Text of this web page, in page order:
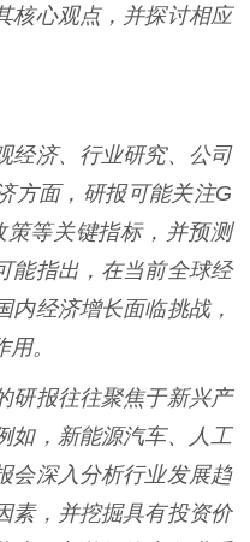
核心观点，并探讨相应
经济、行业研究、公司
方面，研报可能关注G
等关键指标，并预测
能指出，在当前全球经
内经济增长面临挑战，
。
研报往往聚焦于新兴产
如，新能源汽车、人工
会深入分析行业发展趋
素，并挖掘具有投资价